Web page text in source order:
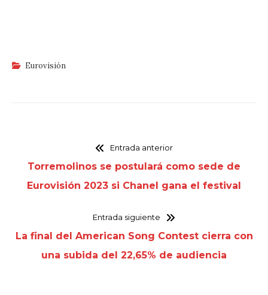
Eurovisión
Entrada anterior
Torremolinos se postulará como sede de
Eurovisión 2023 si Chanel gana el festival
Entrada siguiente
La final del American Song Contest cierra con
una subida del 22,65% de audiencia